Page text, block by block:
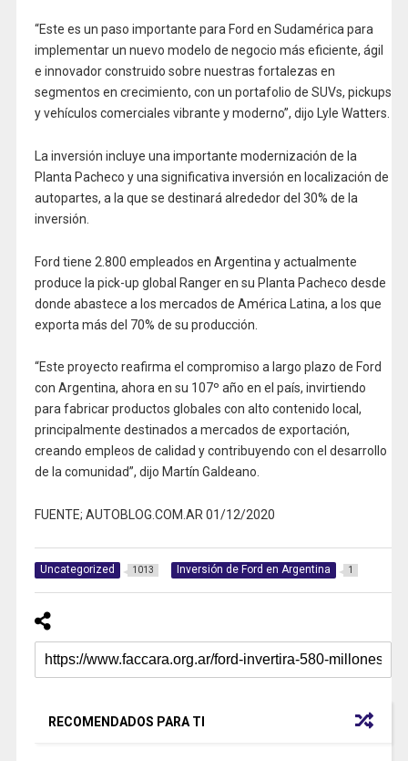
“Este es un paso importante para Ford en Sudamérica para
implementar un nuevo modelo de negocio más eficiente, ágil
e innovador construido sobre nuestras fortalezas en
segmentos en crecimiento, con un portafolio de SUVs, pickups
y vehículos comerciales vibrante y moderno”, dijo Lyle Watters.
La inversión incluye una importante modernización de la
Planta Pacheco y una significativa inversión en localización de
autopartes, a la que se destinará alrededor del 30% de la
inversión.
Ford tiene 2.800 empleados en Argentina y actualmente
produce la pick-up global Ranger en su Planta Pacheco desde
donde abastece a los mercados de América Latina, a los que
exporta más del 70% de su producción.
“Este proyecto reafirma el compromiso a largo plazo de Ford
con Argentina, ahora en su 107º año en el país, invirtiendo
para fabricar productos globales con alto contenido local,
principalmente destinados a mercados de exportación,
creando empleos de calidad y contribuyendo con el desarrollo
de la comunidad”, dijo Martín Galdeano.
FUENTE; AUTOBLOG.COM.AR 01/12/2020
Uncategorized 1013 Inversión de Ford en Argentina 1
RECOMENDADOS PARA TI